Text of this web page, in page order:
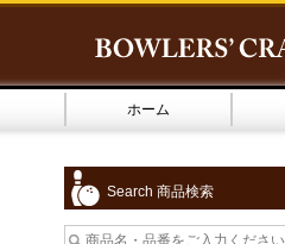
ホーム
Search 商品検索